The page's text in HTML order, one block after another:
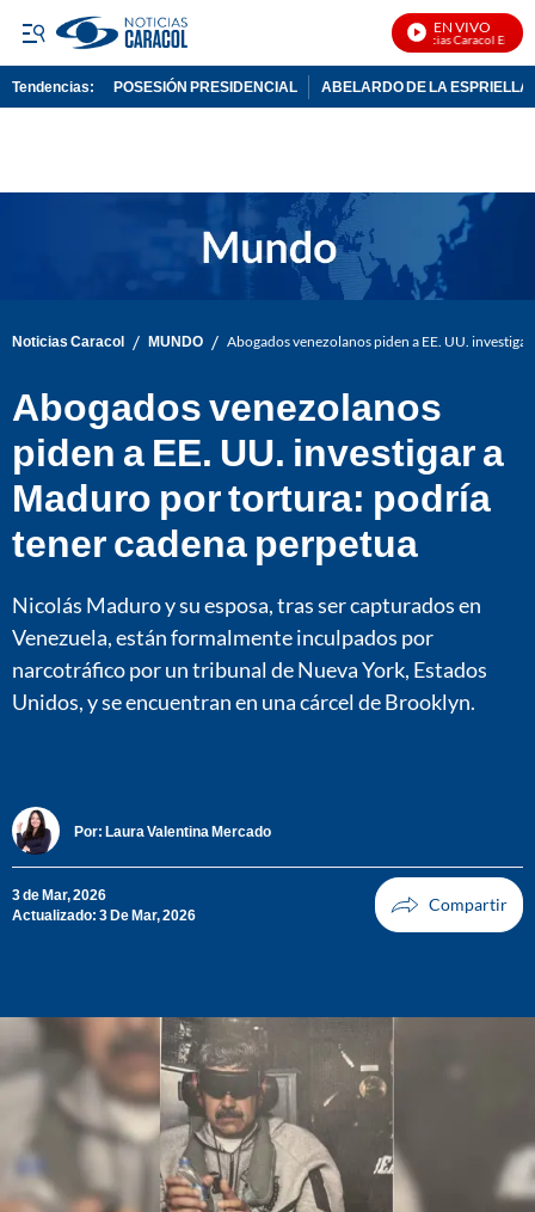
EN VIVO
Noticias Caracol En Vivo
Tendencias: POSESIÓN PRESIDENCIAL ABELARDO DE LA ESPRIELLA
Noticias Caracol / MUNDO / Abogados venezolanos piden a EE. UU.
Abogados venezolanos
piden a EE. UU. investigar a
Maduro por tortura: podría
tener cadena perpetua
Nicolás Maduro y su esposa, tras ser capturados en
Venezuela, están formalmente inculpados por
narcotráfico por un tribunal de Nueva York, Estados
Unidos, y se encuentran en una cárcel de Brooklyn.
Por: Laura Valentina Mercado
3 de Mar, 2026
Actualizado: 3 De Mar, 2026